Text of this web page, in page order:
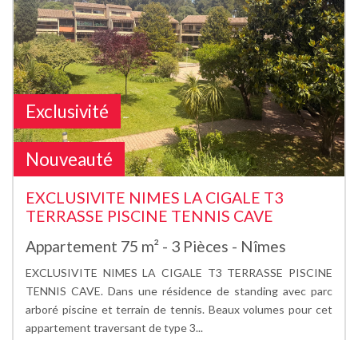
Exclusivité
Nouveauté
EXCLUSIVITE NIMES LA CIGALE T3
TERRASSE PISCINE TENNIS CAVE
Appartement 75 m² - 3 Pièces - Nîmes
EXCLUSIVITE NIMES LA CIGALE T3 TERRASSE PISCINE
TENNIS CAVE. Dans une résidence de standing avec parc
arboré piscine et terrain de tennis. Beaux volumes pour cet
appartement traversant de type 3...